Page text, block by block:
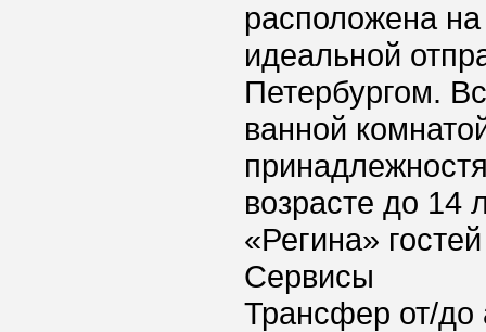
расположена
идеальной
Петербургом.
ванной
возрасте до 14
«Регина»
Сервисы
Трансфер от/до